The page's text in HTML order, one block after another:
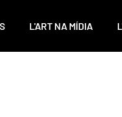
L'ART NA MÍDIA